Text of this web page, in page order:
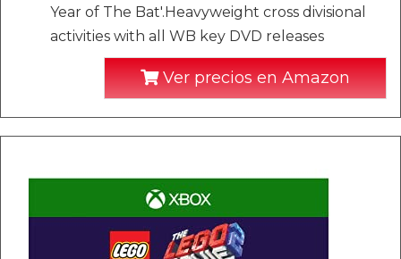
Year of The Bat'.Heavyweight cross divisional
activities with all WB key DVD releases
Ver precios en Amazon